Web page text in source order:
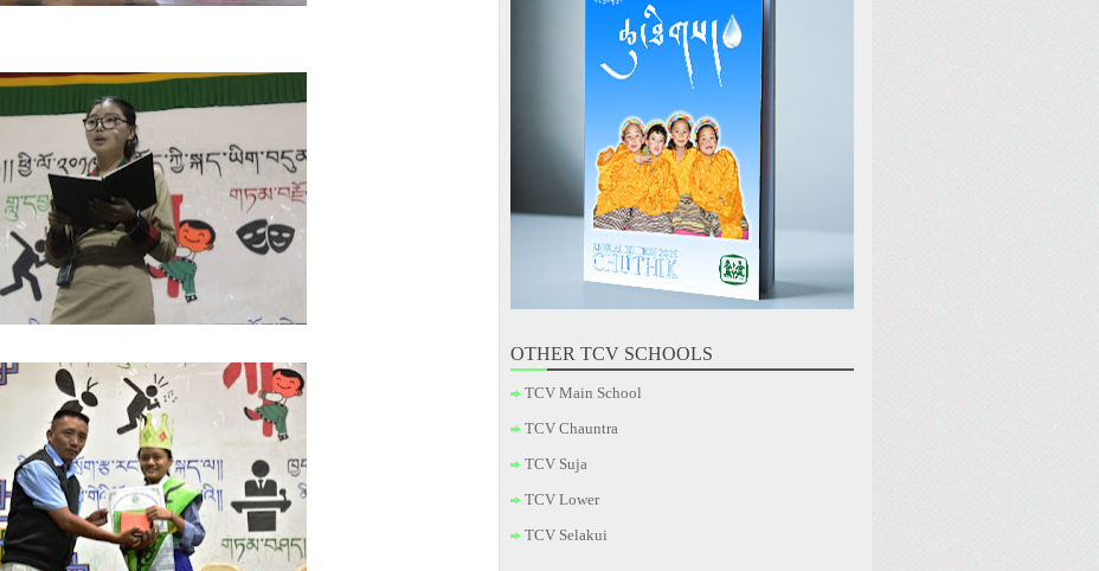
OTHER TCV SCHOOLS
TCV Main School
TCV Chauntra
TCV Suja
TCV Lower
TCV Selakui